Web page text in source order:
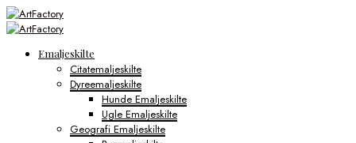
Emaljeskilte
Citatemaljeskilte
Dyreemaljeskilte
Hunde Emaljeskilte
Ugle Emaljeskilte
Geografi Emaljeskilte